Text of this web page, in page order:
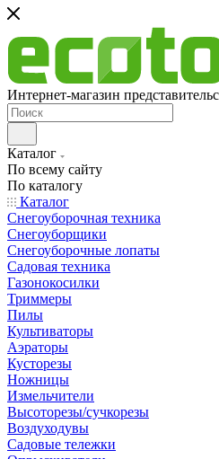
Интернет-магазин
Каталог
По всему сайту
По каталогу
Каталог
Снегоуборочная техника
Снегоуборщики
Снегоуборочные лопаты
Садовая техника
Газонокосилки
Триммеры
Пилы
Культиваторы
Аэраторы
Кусторезы
Ножницы
Измельчители
Высоторезы/сучкорезы
Воздуходувы
Садовые тележки